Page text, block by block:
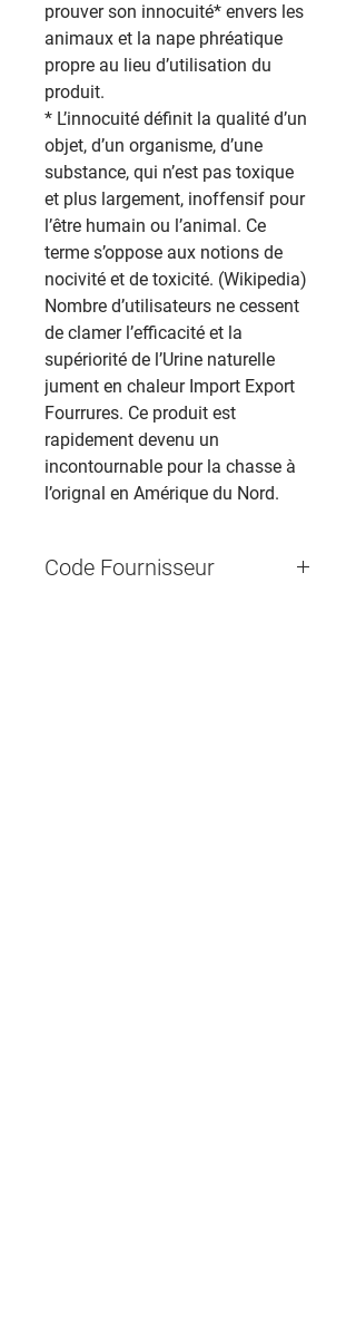
prouver son innocuité* envers les
animaux et la nape phréatique
propre au lieu d’utilisation du
produit.
* L’innocuité définit la qualité d’un
objet, d’un organisme, d’une
substance, qui n’est pas toxique
et plus largement, inoffensif pour
l’être humain ou l’animal. Ce
terme s’oppose aux notions de
nocivité et de toxicité. (Wikipedia)
Nombre d’utilisateurs ne cessent
de clamer l’efficacité et la
supériorité de l’Urine naturelle
jument en chaleur Import Export
Fourrures. Ce produit est
rapidement devenu un
incontournable pour la chasse à
l’orignal en Amérique du Nord.
Code Fournisseur